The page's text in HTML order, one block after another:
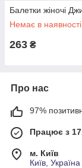
Балетки жіночі
Немає в наявності
263 ₴
Про нас
97%
Працює з
м. Київ
Київ, Україна